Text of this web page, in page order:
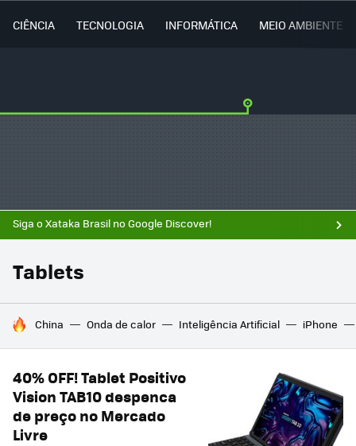
CIÊNCIA TECNOLOGIA INFORMÁTICA MEIO AMBIENTE
Siga o Xataka Brasil no Google Discover!
Tablets
TENDÊNCIAS DO DIA
China Onda de calor Inteligência Artificial iPhone
40% OFF! Tablet Positivo
Vision TAB10 despenca
de preço no Mercado
Livre